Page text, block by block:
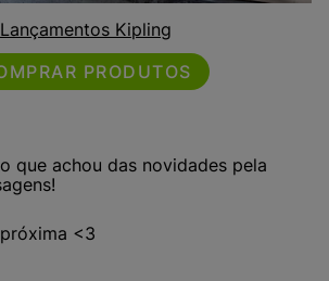
Lançamentos Kipling
PRODUTOS
que achou das novidades pela
<3